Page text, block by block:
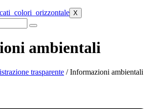
X
ambientali
trasparente / Informazioni ambientali